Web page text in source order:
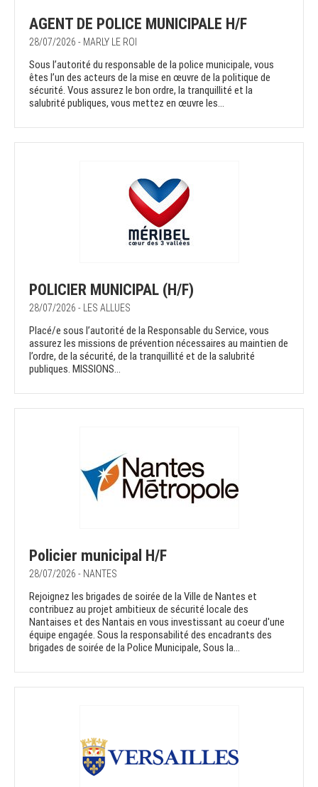
AGENT DE POLICE MUNICIPALE H/F
28/07/2026 - MARLY LE ROI
Sous l’autorité du responsable de la police municipale, vous
êtes l’un des acteurs de la mise en œuvre de la politique de
sécurité. Vous assurez le bon ordre, la tranquillité et la
salubrité publiques, vous mettez en œuvre les...
POLICIER MUNICIPAL (H/F)
28/07/2026 - LES ALLUES
Placé/e sous l’autorité de la Responsable du Service, vous
assurez les missions de prévention nécessaires au maintien de
l’ordre, de la sécurité, de la tranquillité et de la salubrité
publiques. MISSIONS...
Policier municipal H/F
28/07/2026 - NANTES
Rejoignez les brigades de soirée de la Ville de Nantes et
contribuez au projet ambitieux de sécurité locale des
Nantaises et des Nantais en vous investissant au coeur d'une
équipe engagée. Sous la responsabilité des encadrants des
brigades de soirée de la Police Municipale, Sous la...